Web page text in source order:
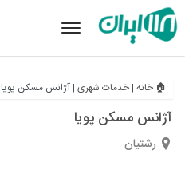
Toggle
🏠 خانه |خدمات شهری |آژانس مسکن پویا
آژانس مسکن پویا
رشتیان